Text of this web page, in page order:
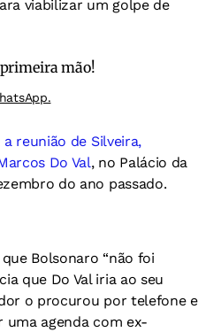
viabilizar um golpe de
mão!
reunião de Silveira,
Do Val, no Palácio da
do ano passado.
Bolsonaro “não foi
que Do Val iria ao seu
o procurou por telefone e
uma agenda com ex-